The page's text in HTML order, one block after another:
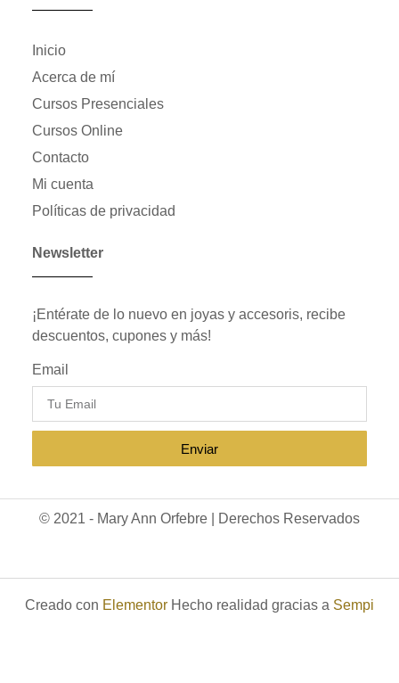
Inicio
Acerca de mí
Cursos Presenciales
Cursos Online
Contacto
Mi cuenta
Políticas de privacidad
Newsletter
¡Entérate de lo nuevo en joyas y accesoris, recibe
descuentos, cupones y más!
Email
Enviar
© 2021 - Mary Ann Orfebre | Derechos Reservados
Creado con Elementor Hecho realidad gracias a Sempi